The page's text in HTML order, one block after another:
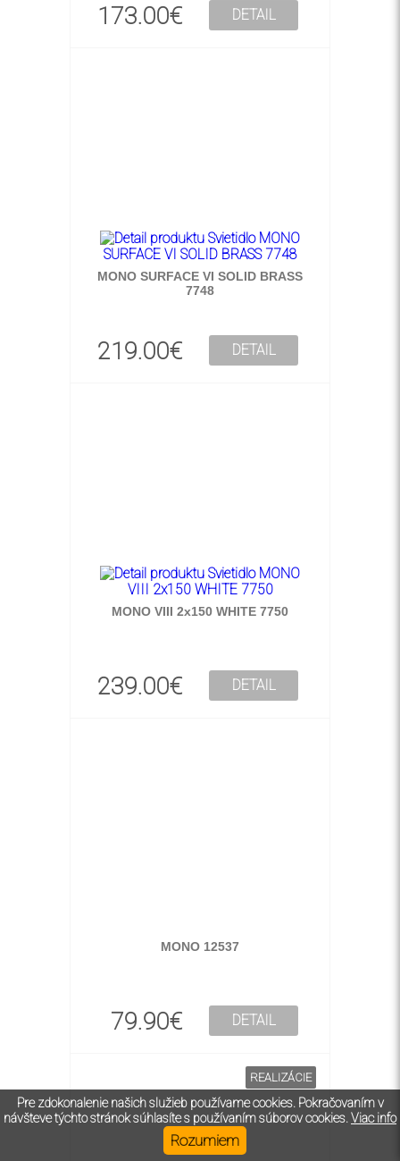
Pre zdokonalenie našich služieb používame cookies. Pokračovaním v
návšteve týchto stránok súhlasíte s používaním súborov cookies.Viac info
Rozumiem
173.00€ DETAIL
MONO SURFACE VI SOLID BRASS
7748
219.00€ DETAIL
MONO VIII 2x150 WHITE 7750
239.00€ DETAIL
MONO 12537
79.90€ DETAIL
REALIZÁCIE